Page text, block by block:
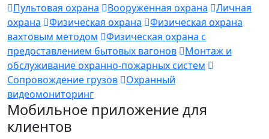
Пультовая охрана Вооруженная охрана
Личная
охрана
Физическая охрана
Физическая охрана
вахтовым методом
Физическая охрана с
предоставлением бытовых вагонов
Монтаж и
обслуживание охранно-пожарных систем
Сопровождение грузов
Охранный
видеомониторинг
Мобильное приложение для
клиентов